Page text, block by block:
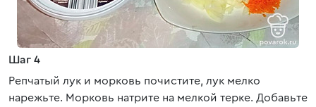
Шаг 4
Репчатый лук и морковь почистите, лук мелко
нарежьте. Морковь натрите на мелкой терке. Добавьте